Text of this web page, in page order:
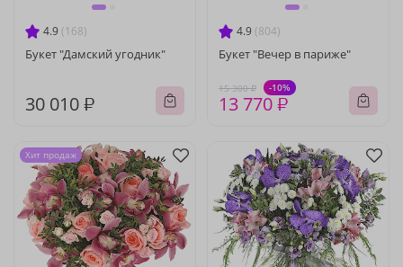
4.9 (168)
Букет "Дамский угодник"
30 010 ₽
4.9 (804)
Букет "Вечер в париже"
15 300 ₽ -10%
13 770 ₽
Хит продаж